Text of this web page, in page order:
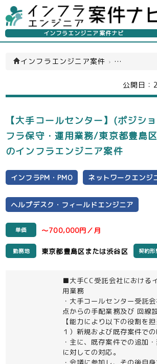
インフラエンジニア案件ナビ
インフラエンジニア案件 › インフラ
公開日：
【大手コールセンター】(ポジシ
フラ保守・運用業務/東京都豊島
のインフラエンジニア案件
インフラPM・PMO ネットワークエンジ
ヘルプデスク・フィールドエンジニア
単価 ～700,000円／月
勤務地 東京都豊島区または渋谷区 契約形
■大手CC受託会社における
用業務
・大手コールセンター受託
点からの手配業務及び 回線
【能力により以下の役割を担
１）新規および既存案件で
・主に、既存案件での追加
に対しての対応。